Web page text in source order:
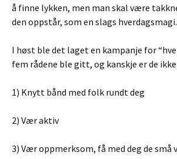
å finne lykken, men man skal være
den oppstår, som en slags hverdagsmagi.
I høst ble det laget en kampanje for
fem rådene ble gitt, og kanskje er de
1) Knytt bånd med folk rundt deg
2) Vær aktiv
3) Vær oppmerksom, få med deg de